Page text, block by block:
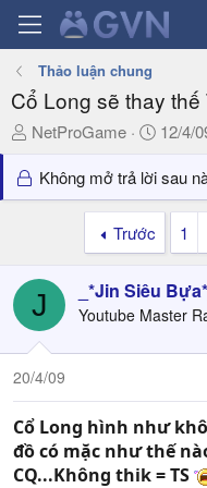
Thảo luận chung
Cổ Long sẽ thay thế
T
r
e
a
r
e
r
NetProGame
N
à
y
12/4/
Không mở trả lời sau
Trước 1
J _*Jin Siêu Bựa*_
Youtube Master
20/4/09
Cổ Long hình như
đồ có mặc như thế
CQ...Không thik = TS